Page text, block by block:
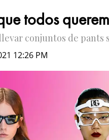
todos
conjuntos de pants
12:26 PM